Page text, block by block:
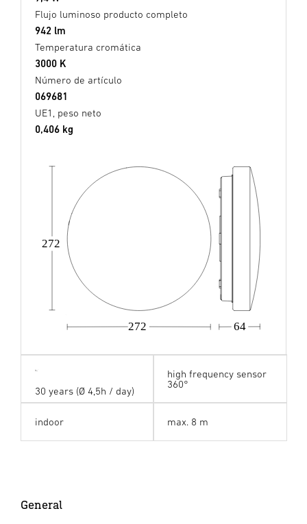
Flujo luminoso producto completo
942 lm
Temperatura cromática
3000 K
Número de artículo
069681
UE1, peso neto
0,406 kg
64
272
272
30 years (Ø 4,5h / day)
high frequency sensor
360°
indoor max. 8 m
General